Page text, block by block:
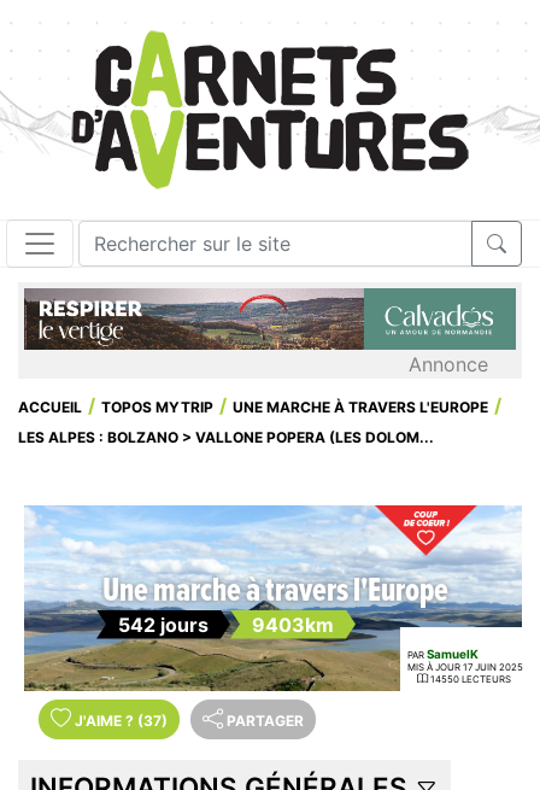
Annonce
ACCUEIL TOPOS MYTRIP
UNE MARCHE À TRAVERS L'EUROPE
LES ALPES : BOLZANO > VALLONE POPERA (LES DOLOM...
Une marche à travers l'Europe
542 jours 9403km
PAR SamuelK
MIS À JOUR 17 JUIN 2025
14550 LECTEURS
J'AIME ? (37) PARTAGER